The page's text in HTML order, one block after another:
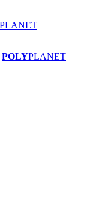
POLYPLANET